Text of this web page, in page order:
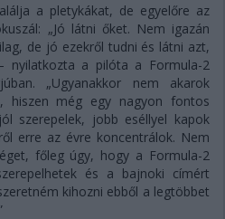
a pletykákat, de egyelőre az
„Jó látni őket. Nem igazán
de jó ezekről tudni és látni azt,
nyilatkozta a pilóta a Formula-2
„Ugyanakkor nem akarok
hiszen még egy nagyon fontos
szerepelek, jobb eséllyel kapok
erre az évre koncentrálok. Nem
főleg úgy, hogy a Formula-2
és a bajnoki címért
kihozni ebből a legtöbbet